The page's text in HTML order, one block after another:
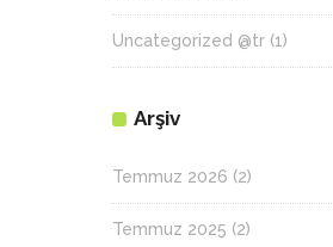
Uncategorized @tr (1)
Arşiv
Temmuz 2026 (2)
Temmuz 2025 (2)